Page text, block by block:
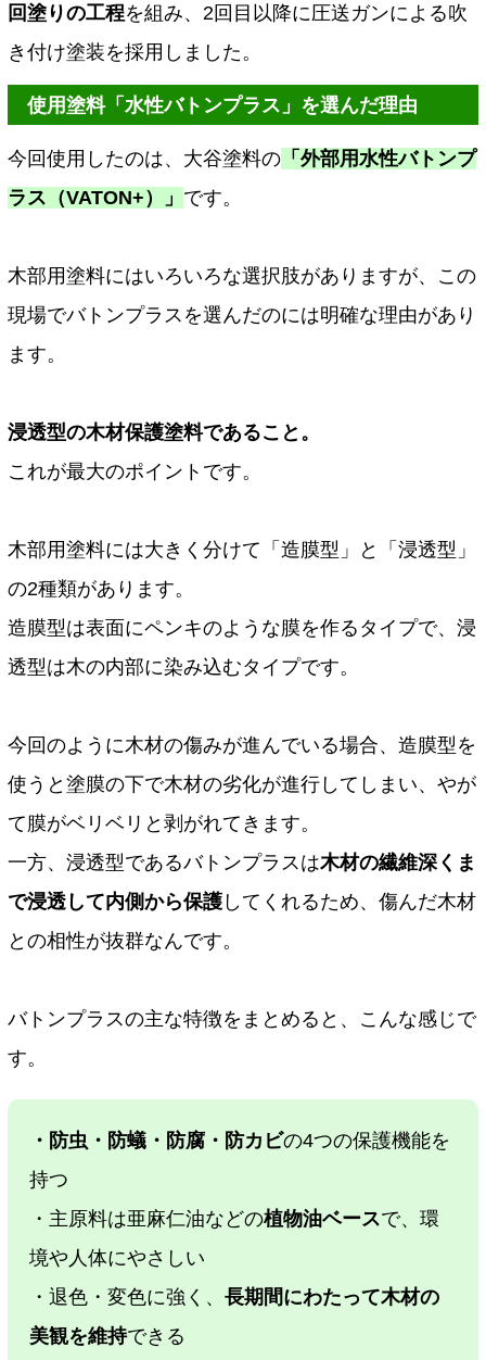
回塗りの工程を組み、2回目以降に圧送ガンによる吹
き付け塗装を採用しました。
使用塗料「水性バトンプラス」を選んだ理由
今回使用したのは、大谷塗料の 「外部用水性バトンプ
ラス（VATON+）」 です。
木部用塗料にはいろいろな選択肢がありますが、この
現場でバトンプラスを選んだのには明確な理由があり
ます。
浸透型の木材保護塗料であること。
これが最大のポイントです。
木部用塗料には大きく分けて「造膜型」と「浸透型」
の2種類があります。
造膜型は表面にペンキのような膜を作るタイプで、浸
透型は木の内部に染み込むタイプです。
今回のように木材の傷みが進んでいる場合、造膜型を
使うと塗膜の下で木材の劣化が進行してしまい、やが
て膜がベリベリと剥がれてきます。
一方、浸透型であるバトンプラスは木材の繊維深くま
で浸透して内側から保護 してくれるため、傷んだ木材
との相性が抜群なんです。
バトンプラスの主な特徴をまとめると、こんな感じで
す。
・防虫・防蟻・防腐・防カビの4つの保護機能を
持つ
・主原料は亜麻仁油などの植物油ベースで、環
境や人体にやさしい
・退色・変色に強く、 長期間にわたって木材の
美観を維持できる